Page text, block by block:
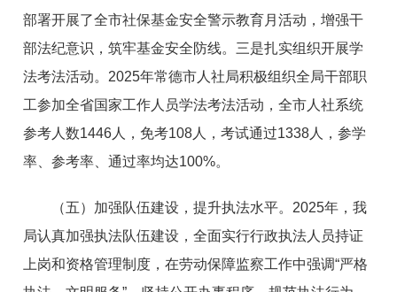
部署开展了全市社保基金安全警示教育月活动，增强干
部法纪意识，筑牢基金安全防线。三是扎实组织开展学
法考法活动。2025年常德市人社局积极组织全局干部职
工参加全省国家工作人员学法考法活动，全市人社系统
参考人数1446人，免考108人，考试通过1338人，参学
率、参考率、通过率均达100%。
（五）加强队伍建设，提升执法水平。2025年，我
局认真加强执法队伍建设，全面实行行政执法人员持证
上岗和资格管理制度，在劳动保障监察工作中强调“严格